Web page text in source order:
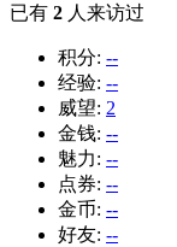
已有 2 人来访过
积分: --
经验: --
威望: 2
金钱: --
魅力: --
点券: --
金币: --
好友: --